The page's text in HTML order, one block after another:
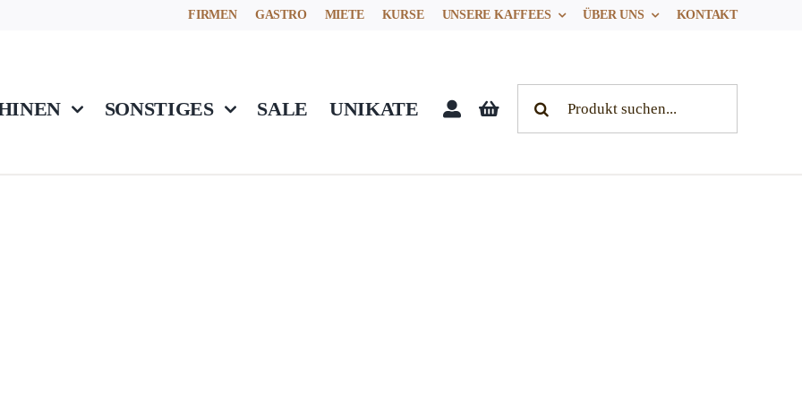
FIRMEN GASTRO MIETE KURSE UNSERE KAFFEES ÜBER UNS KONTAKT
SONSTIGES SALE UNIKATE